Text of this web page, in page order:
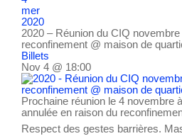
mer
2020
2020 – Réunion du CIQ
reconfinement @ maison de
Billets
Nov 4 @ 18:00
Prochaine réunion le 4
annulée en raison du
Respect des gestes barrières.